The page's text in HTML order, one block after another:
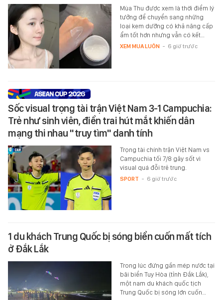
Mùa Thu được xem là thời điểm lý
tưởng để chuyển sang những
loại kem dưỡng có khả năng cấp
ẩm tốt hơn nhưng vẫn có kết…
XEM MUA LUÔN - 6 giờ trước
Sốc visual trọng tài trận Việt Nam 3-1 Campuchia:
Trẻ như sinh viên, điển trai hút mắt khiến dân
mạng thi nhau "truy tìm" danh tính
Trọng tài chính trận Việt Nam vs
Campuchia tối 7/8 gây sốt vì
visual quá đỗi trẻ trung.
SPORT - 6 giờ trước
1 du khách Trung Quốc bị sóng biển cuốn mất tích
ở Đắk Lắk
Trong lúc đứng gần mép nước tại
bãi biển Tuy Hòa (tỉnh Đắk Lắk),
một nam du khách quốc tịch
Trung Quốc bị sóng lớn cuốn…